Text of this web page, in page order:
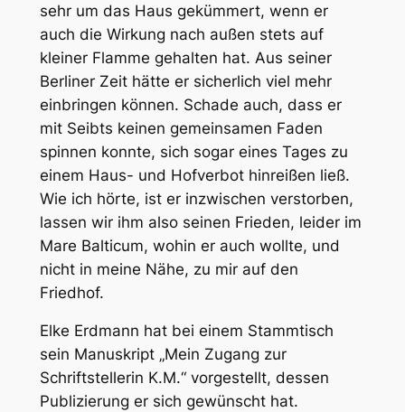
sehr um das Haus gekümmert, wenn er
auch die Wirkung nach außen stets auf
kleiner Flamme gehalten hat. Aus seiner
Berliner Zeit hätte er sicherlich viel mehr
einbringen können. Schade auch, dass er
mit Seibts keinen gemeinsamen Faden
spinnen konnte, sich sogar eines Tages zu
einem Haus- und Hofverbot hinreißen ließ.
Wie ich hörte, ist er inzwischen verstorben,
lassen wir ihm also seinen Frieden, leider im
Mare Balticum, wohin er auch wollte, und
nicht in meine Nähe, zu mir auf den
Friedhof.
Elke Erdmann hat bei einem Stammtisch
sein Manuskript „Mein Zugang zur
Schriftstellerin K.M.“ vorgestellt, dessen
Publizierung er sich gewünscht hat.